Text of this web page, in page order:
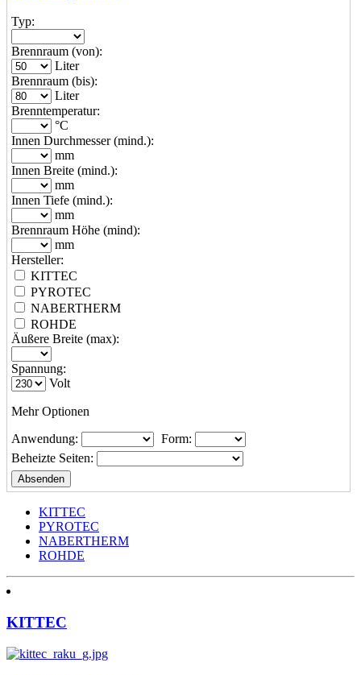
Typ:
Brennraum (von):
Liter
Brennraum (bis):
Liter
Brenntemperatur:
°C
Innen Durchmesser (mind.):
mm
Innen Breite (mind.):
mm
Innen Tiefe (mind.):
mm
Brennraum Höhe (mind):
mm
Hersteller:
KITTEC
PYROTEC
NABERTHERM
ROHDE
Äußere Breite (max):
Spannung:
Volt
Mehr Optionen
Anwendung:
Form:
Beheizte Seiten:
KITTEC
PYROTEC
NABERTHERM
ROHDE
KITTEC